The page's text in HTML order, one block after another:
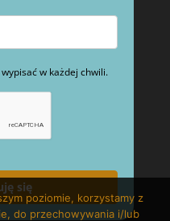
w każdej chwili.
się
poziomie, korzystamy z
do przechowywania i/lub